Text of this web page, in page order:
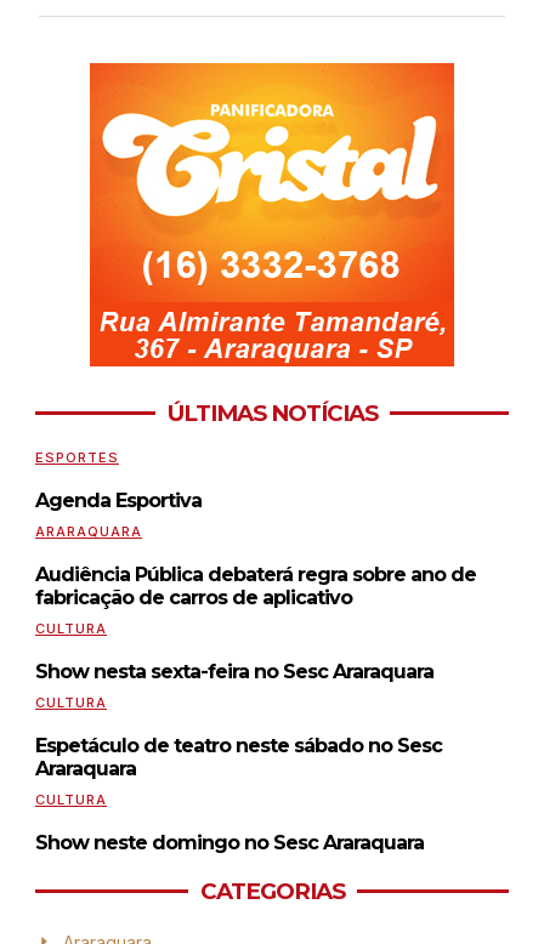
ÚLTIMAS NOTÍCIAS
ESPORTES
Agenda Esportiva
ARARAQUARA
Audiência Pública debaterá regra sobre ano de
fabricação de carros de aplicativo
CULTURA
Show nesta sexta-feira no Sesc Araraquara
CULTURA
Espetáculo de teatro neste sábado no Sesc
Araraquara
CULTURA
Show neste domingo no Sesc Araraquara
CATEGORIAS